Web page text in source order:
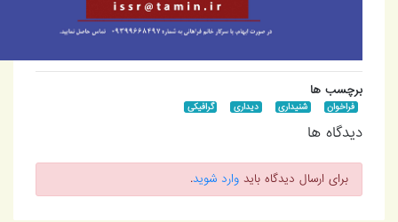
برچسب ها
فراخوان شنیداری دیداری گرافیکی
دیدگاه ها
برای ارسال دیدگاه باید وارد شوید.